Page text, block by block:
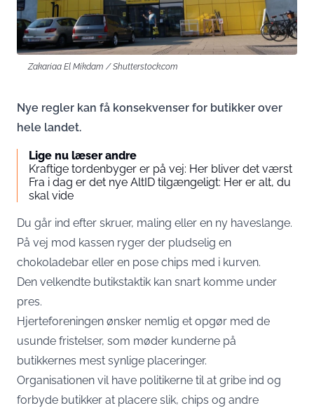
Zakariaa El Mikdam / Shutterstock.com
Nye regler kan få konsekvenser for butikker over
hele landet.
Lige nu læser andre
Kraftige tordenbyger er på vej: Her bliver det værst
Fra i dag er det nye AltID tilgængeligt: Her er alt, du
skal vide
Du går ind efter skruer, maling eller en ny haveslange.
På vej mod kassen ryger der pludselig en
chokoladebar eller en pose chips med i kurven.
Den velkendte butikstaktik kan snart komme under
pres.
Hjerteforeningen ønsker nemlig et opgør med de
usunde fristelser, som møder kunderne på
butikkernes mest synlige placeringer.
Organisationen vil have politikerne til at gribe ind og
forbyde butikker at placere slik, chips og andre